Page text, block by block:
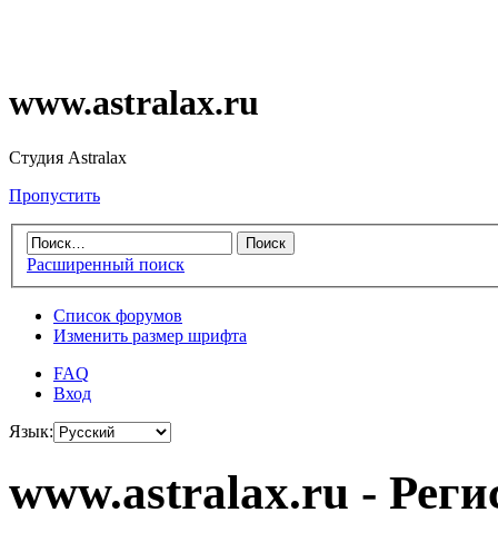
www.astralax.ru
Студия Astralax
Пропустить
Расширенный поиск
Список форумов
Изменить размер шрифта
FAQ
Вход
Язык:
www.astralax.ru -